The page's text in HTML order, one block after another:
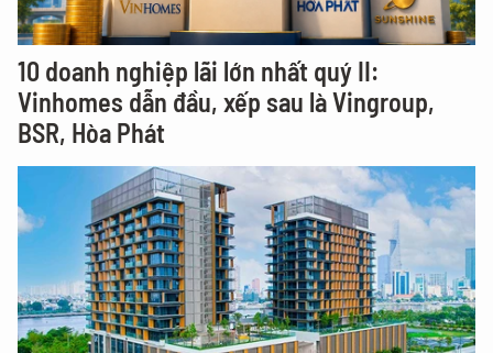
10 doanh nghiệp lãi lớn nhất quý II:
Vinhomes dẫn đầu, xếp sau là Vingroup,
BSR, Hòa Phát